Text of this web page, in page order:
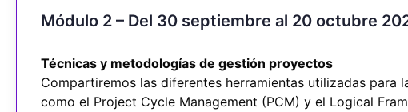
Módulo 2 – Del 30 septiembre al 20 octubre
Técnicas y metodologías de gestión proyectos
Compartiremos las diferentes herramientas utilizadas para
como el Project Cycle Management (PCM) y el Logical